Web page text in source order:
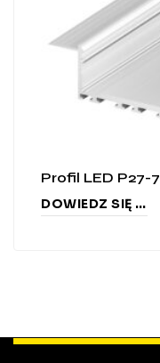
Profil LED P27-7
DOWIEDZ SIĘ WIĘCEJ